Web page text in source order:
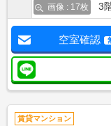
画像 : 17枚
3
空室確認
賃貸マンション